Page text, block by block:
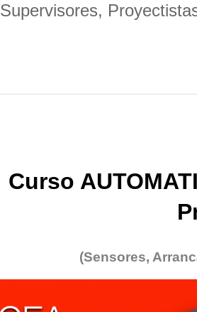
Supervisores,
Curso
(Sensores,